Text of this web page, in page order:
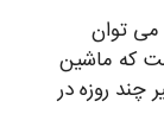
توان
که ماشین
چند روزه در